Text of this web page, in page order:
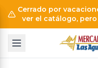
Cerrado por
ver el catálogo,